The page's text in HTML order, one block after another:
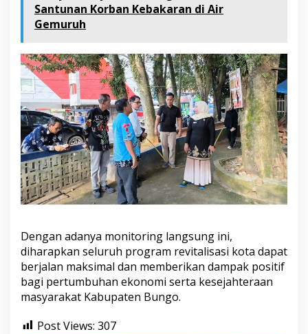
Santunan Korban Kebakaran di Air
Gemuruh
Dengan adanya monitoring langsung ini,
diharapkan seluruh program revitalisasi kota dapat
berjalan maksimal dan memberikan dampak positif
bagi pertumbuhan ekonomi serta kesejahteraan
masyarakat Kabupaten Bungo.
Post Views: 307